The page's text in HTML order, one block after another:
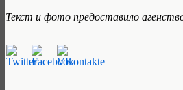
Текст и фото предоставило